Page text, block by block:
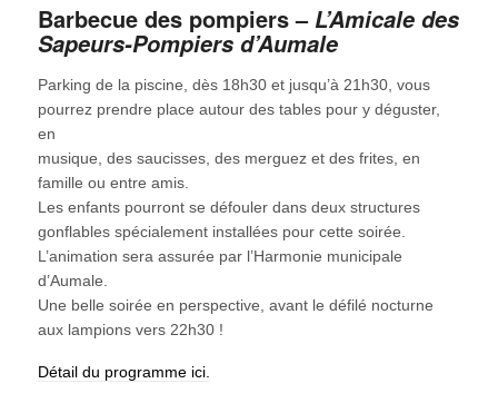
Barbecue des pompiers – L’Amicale des
Sapeurs-Pompiers d’Aumale
Parking de la piscine, dès 18h30 et jusqu’à 21h30, vous
pourrez prendre place autour des tables pour y déguster,
en
musique, des saucisses, des merguez et des frites, en
famille ou entre amis.
Les enfants pourront se défouler dans deux structures
gonflables spécialement installées pour cette soirée.
L’animation sera assurée par l’Harmonie municipale
d’Aumale.
Une belle soirée en perspective, avant le défilé nocturne
aux lampions vers 22h30 !
Détail du programme ici.